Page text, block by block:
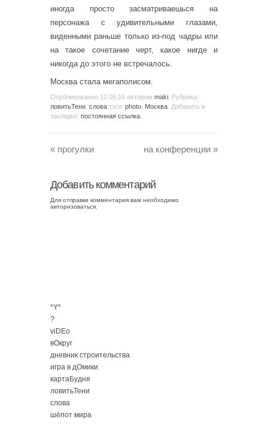
иногда просто засматриваешься на
персонажа с удивительными глазами,
виденными раньше только из-под чадры или
на такое сочетание черт, какое нигде и
никогда до этого не встречалось.
Москва стала мегаполисом.
Опубликованно 12.05.16 автором maki . Рубрика:
ловитьТени слова тэги: photo Москва . Добавить в
закладки: постоянная ссылка
« прогулки на конференции »
Добавить комментарий
Для отправки комментария вам необходимо
авторизоваться
*Y*
?
viDEo
вОкруг
дневник строительства
игра в дОмики
картаБудня
ловитьТени
слова
шёпот мира